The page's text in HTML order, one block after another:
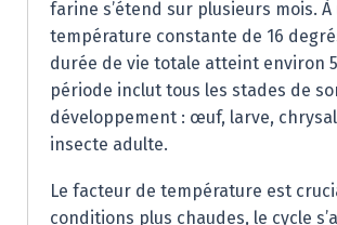
farine s’étend sur plusieurs mois. À
température constante de 16
durée de vie totale atteint environ
période inclut tous les stades de
développement : œuf, larve,
insecte adulte.
Le facteur de température est
conditions plus chaudes, le cycle